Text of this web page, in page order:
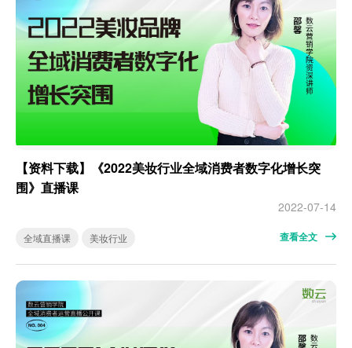
【资料下载】《2022美妆行业全域消费者数字化增长突
围》直播课
2022-07-14
全域直播课 美妆行业 查看全文